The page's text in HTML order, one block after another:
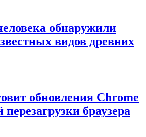
обнаружили
видов древних
обновления Chrome
перезагрузки браузера